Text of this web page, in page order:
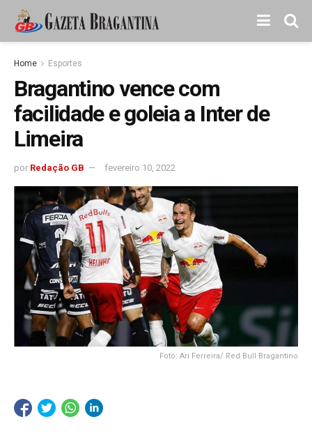
Home Esportes
Bragantino vence com
facilidade e goleia a Inter de
Limeira
por Redação GB fevereiro 10, 2022
Foto: Ari Ferreira/ Red Bull Bragantino